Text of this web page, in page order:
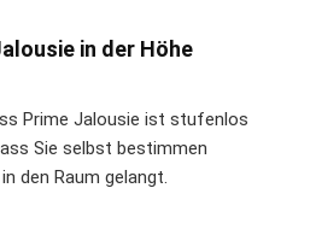
in der Höhe
Prime Jalousie ist stufenlos
Sie selbst bestimmen
den Raum gelangt.